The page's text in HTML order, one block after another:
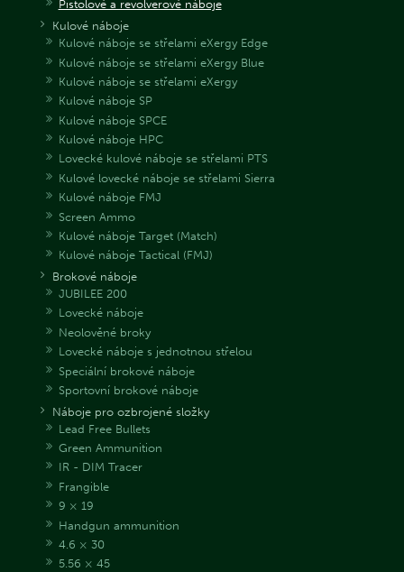
Pistolové a revolverové náboje
Kulové náboje
Kulové náboje se střelami eXergy Edge
Kulové náboje se střelami eXergy Blue
Kulové náboje se střelami eXergy
Kulové náboje SP
Kulové náboje SPCE
Kulové náboje HPC
Lovecké kulové náboje se střelami PTS
Kulové lovecké náboje se střelami Sierra
Kulové náboje FMJ
Screen Ammo
Kulové náboje Target (Match)
Kulové náboje Tactical (FMJ)
Brokové náboje
JUBILEE 200
Lovecké náboje
Neolověné broky
Lovecké náboje s jednotnou střelou
Speciální brokové náboje
Sportovní brokové náboje
Náboje pro ozbrojené složky
Lead Free Bullets
Green Ammunition
IR - DIM Tracer
Frangible
9 × 19
Handgun ammunition
4.6 × 30
5.56 × 45